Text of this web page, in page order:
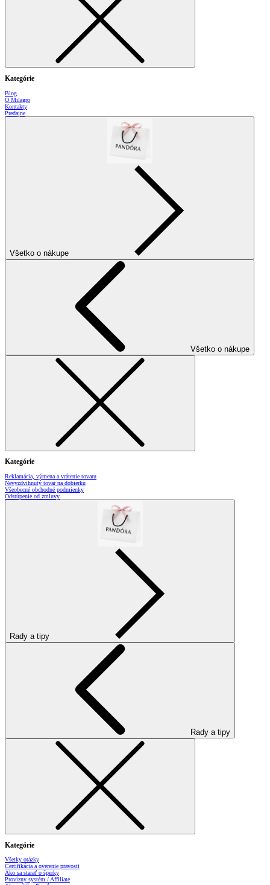
Kategórie
Blog
O Milagro
Kontakty
Predajne
Všetko o nákupe
Všetko o nákupe
Kategórie
Reklamácia, výmena a vrátenie tovaru
Nevyzdvihnutý tovar na dobierku
Všeobecné obchodné podmienky
Odstúpenie od zmluvy
Rady a tipy
Rady a tipy
Kategórie
Všetky otázky
Certifikácia a overenie pravosti
Ako sa starať o šperky
Provízny systém / Affiliate